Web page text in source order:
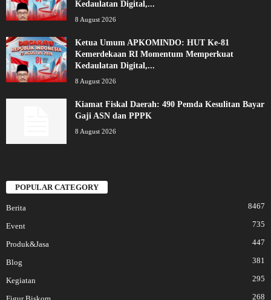
Kedaulatan Digital,...
8 August 2026
Ketua Umum APKOMINDO: HUT Ke-81
Kemerdekaan RI Momentum Memperkuat
Kedaulatan Digital,...
8 August 2026
Kiamat Fiskal Daerah: 490 Pemda Kesulitan Bayar
Gaji ASN dan PPPK
8 August 2026
POPULAR CATEGORY
Berita 8467
Event 735
Produk&Jasa 447
Blog 381
Kegiatan 295
268